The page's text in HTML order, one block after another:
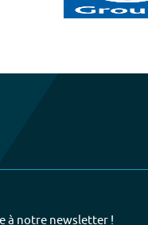
à notre newsletter !